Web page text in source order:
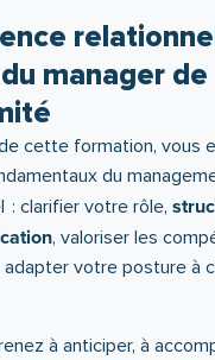
manager de
cette formation, vous
du
: clarifier votre rôle,
, valoriser les
adapter votre posture à
à anticiper, à